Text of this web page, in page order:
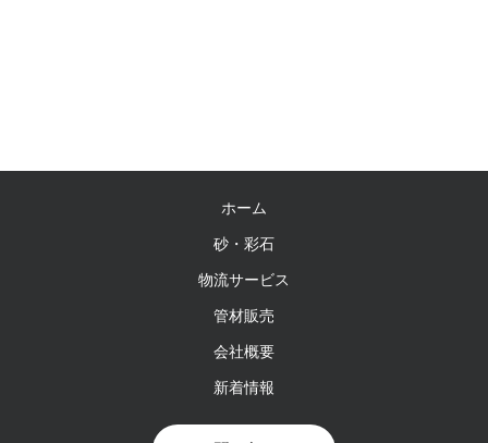
ホーム
砂・彩石
物流サービス
管材販売
会社概要
新着情報